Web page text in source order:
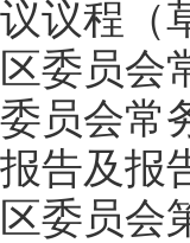
议议程（
区委员会
委员会常
报告及报
区委员会